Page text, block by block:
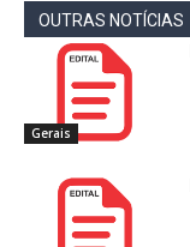
OUTRAS NOTÍCIAS
Gerais